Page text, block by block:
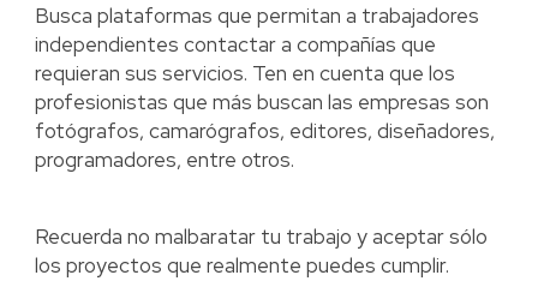
Busca plataformas que permitan a trabajadores
independientes contactar a compañías que
requieran sus servicios. Ten en cuenta que los
profesionistas que más buscan las empresas son
fotógrafos, camarógrafos, editores, diseñadores,
programadores, entre otros.
Recuerda no malbaratar tu trabajo y aceptar sólo
los proyectos que realmente puedes cumplir.